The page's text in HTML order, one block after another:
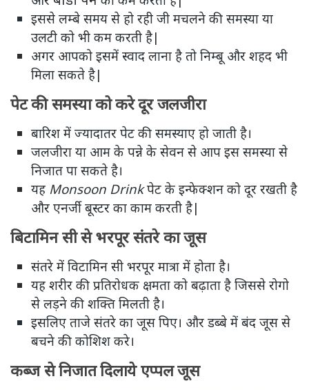
इससे लम्बे समय से हो रही जी मचलने की समस्या या
उलटी को भी कम करती है|
अगर आपको इसमें स्वाद लाना है तो निम्बू और शहद भी
मिला सकते है|
पेट की समस्या को करे दूर जलजीरा
बारिश में ज्यादातर पेट की समस्याए हो जाती है।
जलजीरा या आम के पन्ने के सेवन से आप इस समस्या से
निजात पा सकते है।
यह Monsoon Drinkपेट के इन्फेक्शन को दूर रखती है
और एनर्जी बूस्टर का काम करती है|
बिटामिन सी से भरपूर संतरे का जूस
संतरे में विटामिन सी भरपूर मात्रा में होता है।
यह शरीर की प्रतिरोधक क्षमता को बढ़ाता है जिससे रोगो
से लड़ने की शक्ति मिलती है।
इसलिए ताजे संतरे का जूस पिए। और डब्बे में बंद जूस से
बचने की कोशिश करे।
कब्ज से निजात दिलाये एप्पल जूस